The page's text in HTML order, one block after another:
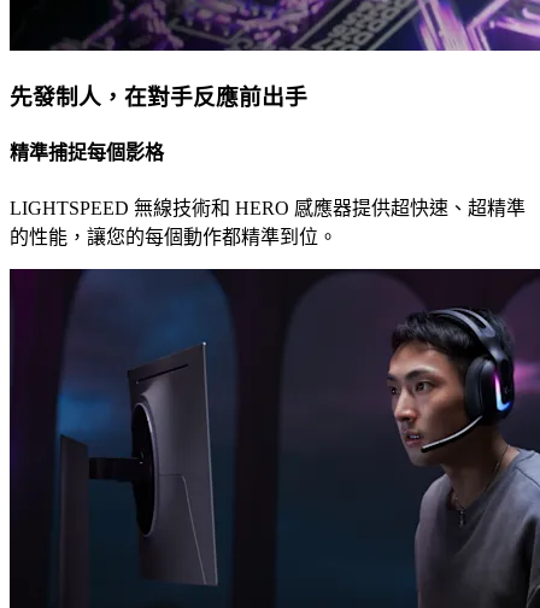
先發制人，在對手反應前出手
精準捕捉每個影格
LIGHTSPEED 無線技術和 HERO 感應器提供超快速、超精準
的性能，讓您的每個動作都精準到位。